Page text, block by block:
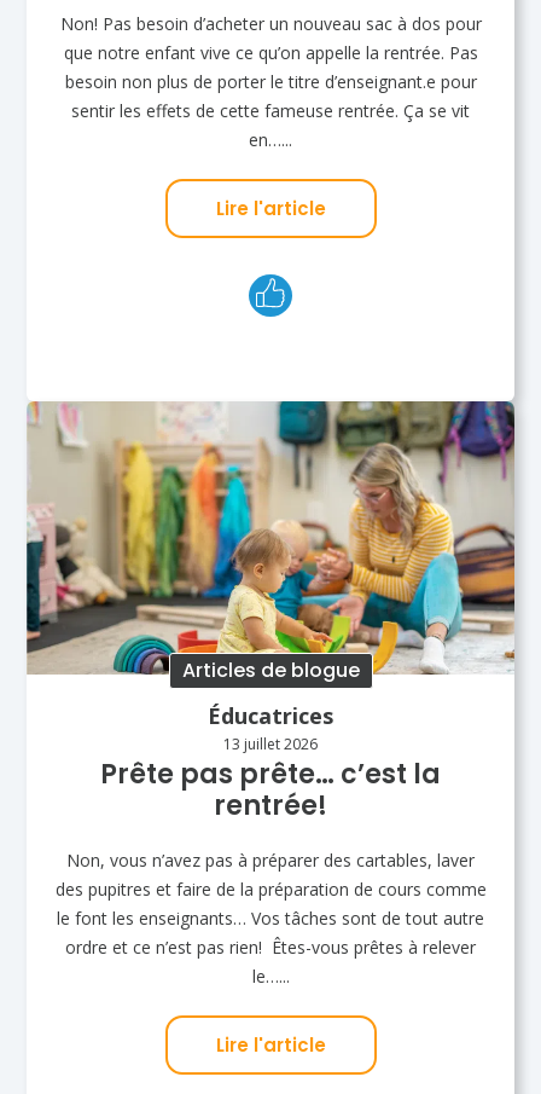
Non! Pas besoin d’acheter un nouveau sac à dos pour
que notre enfant vive ce qu’on appelle la rentrée. Pas
besoin non plus de porter le titre d’enseignant.e pour
sentir les effets de cette fameuse rentrée. Ça se vit
en…...
Lire l'article
Articles de blogue
Éducatrices
13 juillet 2026
Prête pas prête… c’est la
rentrée!
Non, vous n’avez pas à préparer des cartables, laver
des pupitres et faire de la préparation de cours comme
le font les enseignants… Vos tâches sont de tout autre
ordre et ce n’est pas rien! Êtes-vous prêtes à relever
le…...
Lire l'article